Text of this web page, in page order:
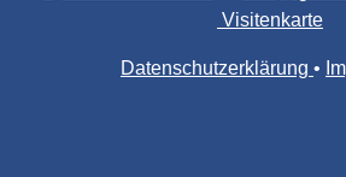
Visitenkarte
Datenschutzerklärung